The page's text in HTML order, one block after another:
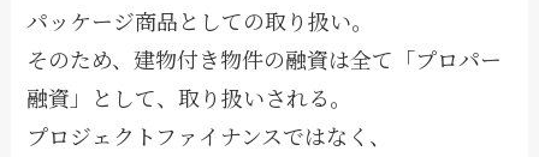
パッケージ商品としての取り扱い。
そのため、建物付き物件の融資は全て「プロパー
融資」として、取り扱いされる。
プロジェクトファイナンスではなく、